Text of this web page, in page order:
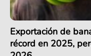
Exportación de
récord en 2025,